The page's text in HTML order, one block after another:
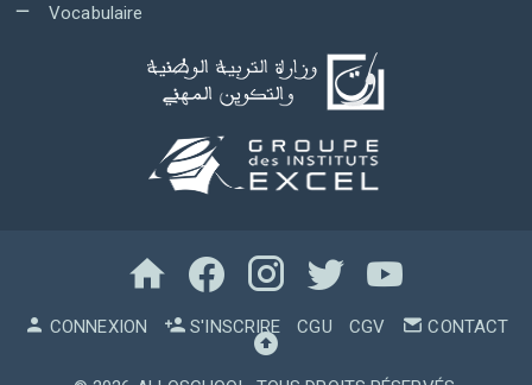
Vocabulaire
CONNEXION S'INSCRIRE CGU CGV CONTACT